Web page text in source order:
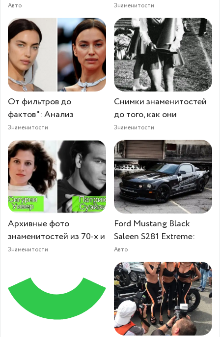
Авто Знаменитости
От фильтров до
фактов": Анализ
Знаменитости
Снимки знаменитостей
до того, как они
Знаменитости
Архивные фото
знаменитостей из 70-х и
Знаменитости
Ford Mustang Black
Saleen S281 Extreme:
Авто